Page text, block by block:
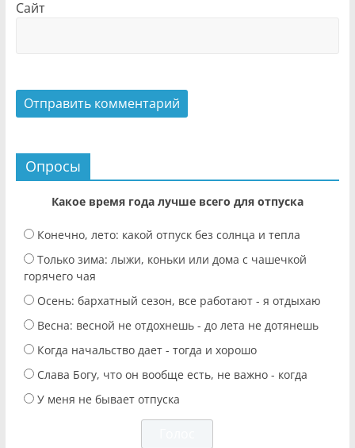
Сайт
Опросы
Какое время года лучше всего для отпуска
Конечно, лето: какой отпуск без солнца и тепла
Только зима: лыжи, коньки или дома с чашечкой
горячего чая
Осень: бархатный сезон, все работают - я отдыхаю
Весна: весной не отдохнешь - до лета не дотянешь
Когда начальство дает - тогда и хорошо
Слава Богу, что он вообще есть, не важно - когда
У меня не бывает отпуска